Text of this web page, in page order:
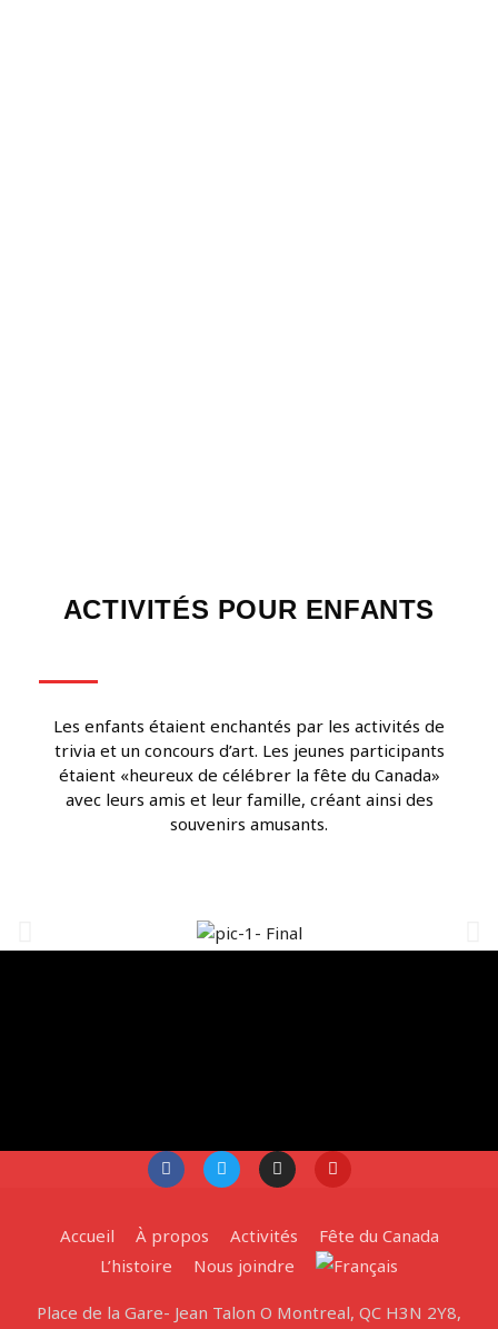
ACTIVITÉS POUR ENFANTS
Les enfants étaient enchantés par les activités de
trivia et un concours d’art. Les jeunes participants
étaient «heureux de célébrer la fête du Canada»
avec leurs amis et leur famille, créant ainsi des
souvenirs amusants.
Accueil À propos Activités
Fête du Canada
L’histoire
Nous joindre
Place de la Gare- Jean Talon O Montreal, QC H3N 2Y8,